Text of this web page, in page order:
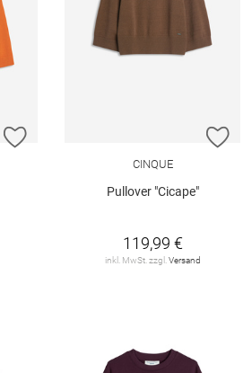
ZUR WUNSCHLISTE HINZUFÜGEN
CINQUE
Pullover "Cicape"
119,99 €
inkl. MwSt. zzgl. Versand